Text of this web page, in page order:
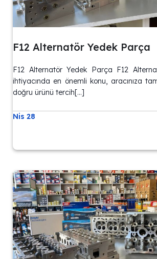
F12 Alternatör Yedek Parça
F12 Alternatör Yedek Parça F12
ihtiyacında en önemli konu, aracınıza
doğru ürünü tercih[…]
Nis 28